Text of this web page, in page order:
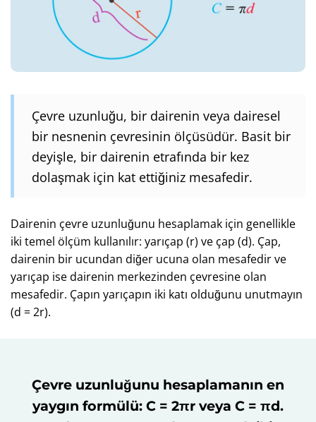
Çevre uzunluğu, bir dairenin veya dairesel
bir nesnenin çevresinin ölçüsüdür. Basit bir
deyişle, bir dairenin etrafında bir kez
dolaşmak için kat ettiğiniz mesafedir.
Dairenin çevre uzunluğunu hesaplamak için genellikle
iki temel ölçüm kullanılır: yarıçap (r) ve çap (d). Çap,
dairenin bir ucundan diğer ucuna olan mesafedir ve
yarıçap ise dairenin merkezinden çevresine olan
mesafedir. Çapın yarıçapın iki katı olduğunu unutmayın
(d = 2r).
Çevre uzunluğunu hesaplamanın en
yaygın formülü: C = 2πr veya C = πd.